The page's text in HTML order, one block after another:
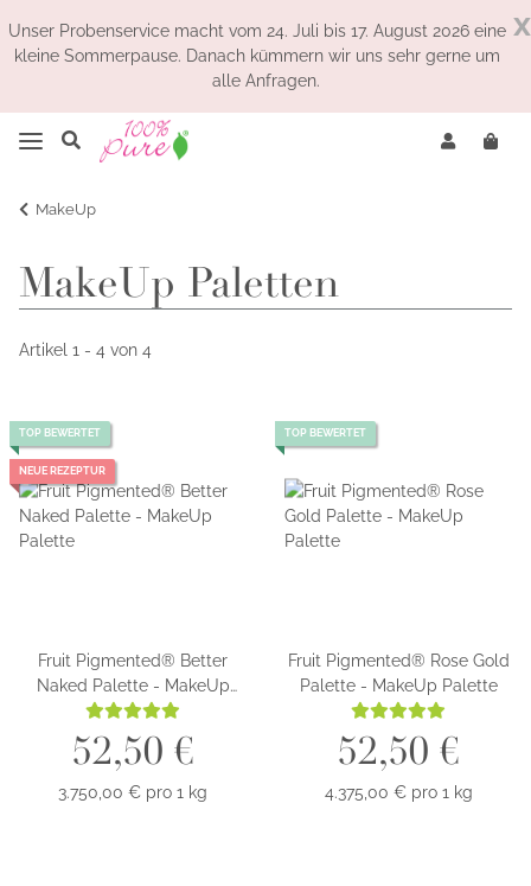
x
Unser Probenservice macht vom 24. Juli bis 17. August 2026 eine
kleine Sommerpause. Danach kümmern wir uns sehr gerne um
alle Anfragen.
MakeUp
MakeUp Paletten
Artikel 1 - 4 von 4
TOP BEWERTET
NEUE REZEPTUR
Fruit Pigmented® Better
Naked Palette - MakeUp
Palette
52,50 €
3.750,00 € pro 1 kg
TOP BEWERTET
Fruit Pigmented® Rose Gold
Palette - MakeUp Palette
52,50 €
4.375,00 € pro 1 kg